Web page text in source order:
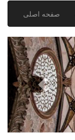
صفحه اصلی